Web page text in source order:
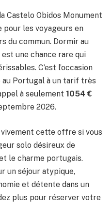
Castelo Obidos Monument
les voyageurs en
du commun. Dormir au
est une chance rare qui
C’est l’occasion
au Portugal à un tarif très
à seulement 1054 €
2026.
cette offre si vous
solo désireux de
le charme portugais.
un séjour atypique,
et détente dans un
plus pour réserver votre